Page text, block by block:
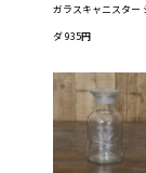
ガラスキャニスター
ダ 935円